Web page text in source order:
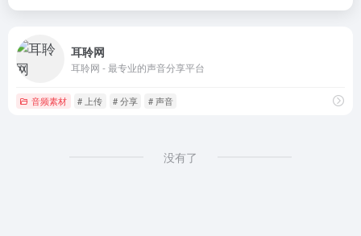
耳聆网
耳聆网 - 最专业的声音分享平台
音频素材 # 上传 # 分享 # 声音
没有了